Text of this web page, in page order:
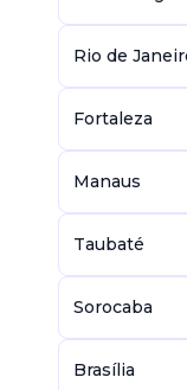
Rio de
Fortaleza
Manaus
Taubaté
Sorocaba
Brasília